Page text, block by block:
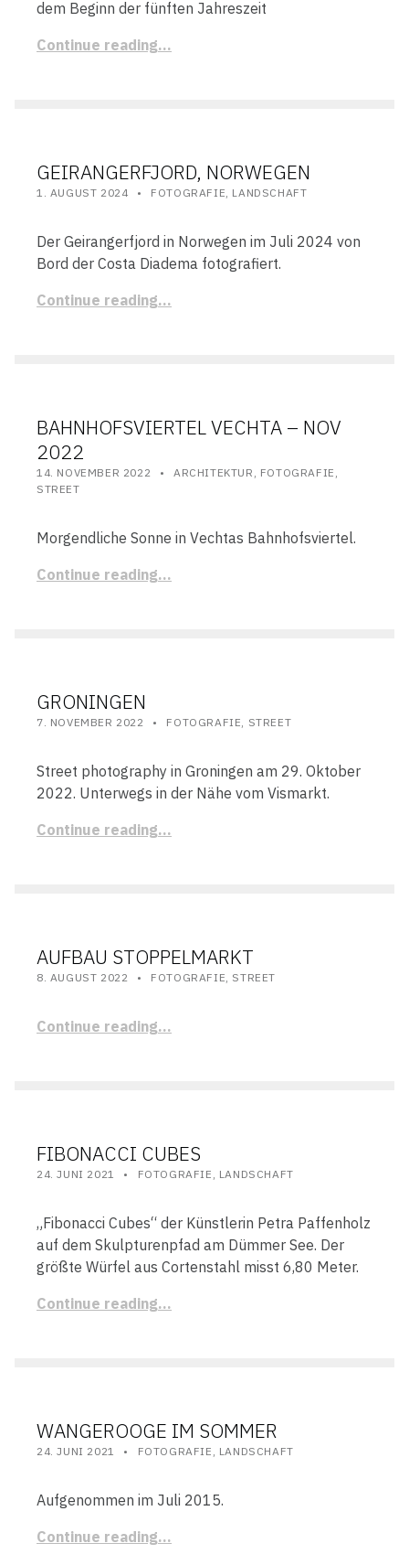
dem Beginn der fünften Jahreszeit
Continue reading…
GEIRANGERFJORD, NORWEGEN
1. AUGUST 2024 WRITTEN BY:
STEFAN
FOTOGRAFIE LANDSCHAFT
Der Geirangerfjord in Norwegen im Juli 2024 von
Bord der Costa Diadema fotografiert.
Continue reading…
BAHNHOFSVIERTEL VECHTA – NOV
2022
14. NOVEMBER 2022 WRITTEN BY:
STEFAN
ARCHITEKTUR FOTOGRAFIE
STREET
Morgendliche Sonne in Vechtas Bahnhofsviertel.
Continue reading…
GRONINGEN
7. NOVEMBER 2022 WRITTEN BY:
STEFAN
FOTOGRAFIE STREET
Street photography in Groningen am 29. Oktober
2022. Unterwegs in der Nähe vom Vismarkt.
Continue reading…
AUFBAU STOPPELMARKT
8. AUGUST 2022 WRITTEN BY:
STEFAN
FOTOGRAFIE STREET
Continue reading…
FIBONACCI CUBES
24. JUNI 2021 WRITTEN BY:
STEFAN
FOTOGRAFIE LANDSCHAFT
„Fibonacci Cubes“ der Künstlerin Petra Paffenholz
auf dem Skulpturenpfad am Dümmer See. Der
größte Würfel aus Cortenstahl misst 6,80 Meter.
Continue reading…
WANGEROOGE IM SOMMER
24. JUNI 2021 WRITTEN BY:
STEFAN
FOTOGRAFIE LANDSCHAFT
Aufgenommen im Juli 2015.
Continue reading…